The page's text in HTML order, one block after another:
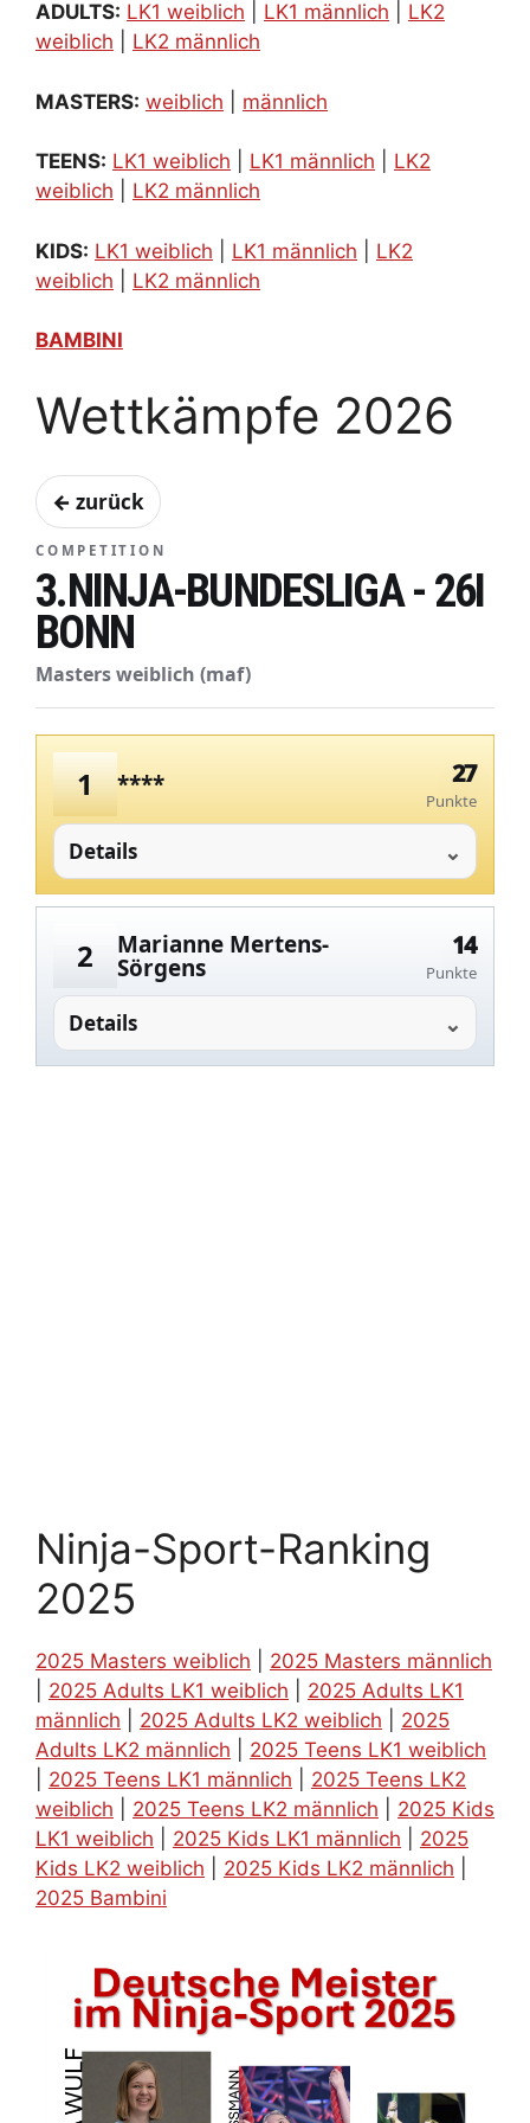
ADULTS: LK1 weiblich LK1 männlich
LK2
weiblich
LK2 männlich
MASTERS: weiblich männlich
TEENS: LK1 weiblich LK1 männlich
LK2
weiblich
LK2 männlich
KIDS: LK1 weiblich LK1 männlich
LK2
weiblich
LK2 männlich
BAMBINI
Wettkämpfe 2026
← zurück
COMPETITION
3.NINJA-BUNDESLIGA - 26I
BONN
Masters weiblich (maf)
1 **** 27
Punkte
Details
2 Marianne Mertens-
Sörgens
14
Punkte
Details
Ninja-Sport-Ranking
2025
2025 Masters weiblich
2025 Masters männlich
2025 Adults LK1 weiblich
2025 Adults LK1
männlich
2025 Adults LK2 weiblich
2025
Adults LK2 männlich
2025 Teens LK1 weiblich
2025 Teens LK1 männlich
2025 Teens LK2
weiblich
2025 Teens LK2 männlich
2025 Kids
LK1 weiblich
2025 Kids LK1 männlich
2025
Kids LK2 weiblich
2025 Kids LK2 männlich
2025 Bambini